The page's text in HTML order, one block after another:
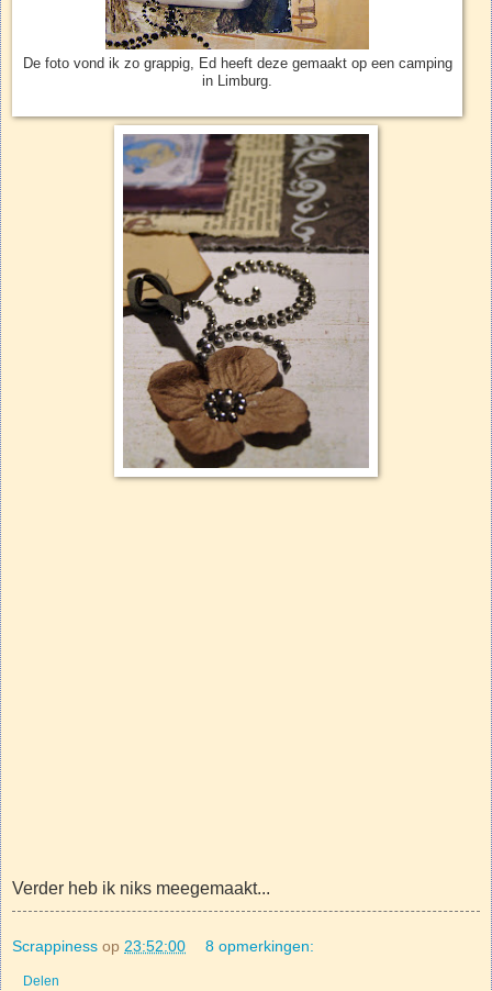
De foto vond ik zo grappig, Ed heeft deze gemaakt op een camping
in Limburg.
Verder heb ik niks meegemaakt...
Scrappiness op 23:52:00 8 opmerkingen:
Delen